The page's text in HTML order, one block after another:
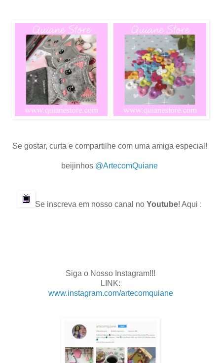
Se gostar, curta e compartilhe com uma amiga especial!
beijinhos @ArtecomQuiane
Se inscreva em nosso canal no Youtube! Aqui :
Siga o Nosso Instagram!!!
LINK:
www.instagram.com/artecomquiane